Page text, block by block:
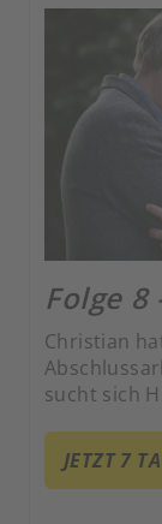
Folge 8
Christian
sucht sich
zieht
JETZT 7